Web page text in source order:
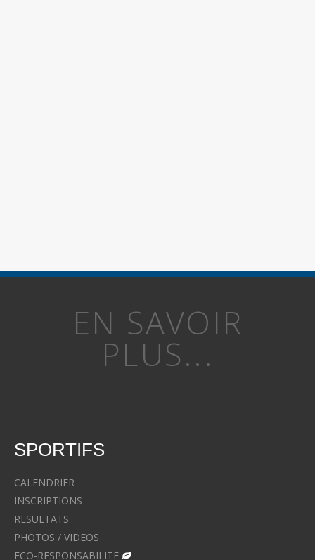
EN SAVOIR
PLUS...
SPORTIFS
CALENDRIER
INSCRIPTIONS
RESULTATS
PHOTOS / VIDEOS
ECO-RESPONSABILITE